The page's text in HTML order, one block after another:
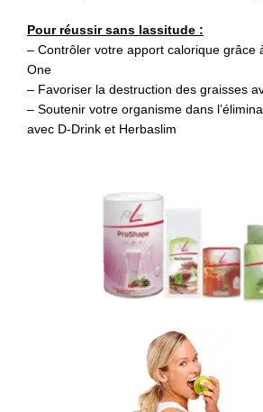
Pour réussir sans lassitude :
– Contrôler votre apport calorique grâce
One
– Favoriser la destruction des graisses
– Soutenir votre organisme dans
avec D-Drink et Herbaslim